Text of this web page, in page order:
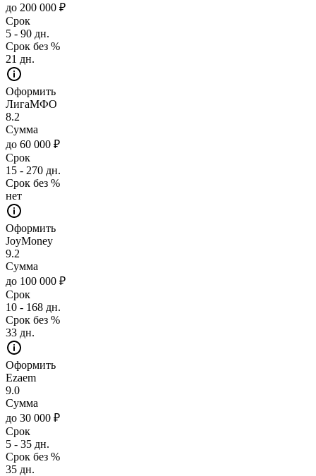
до 200 000 ₽
Срок
5 - 90 дн.
Срок без %
21 дн.
Оформить
ЛигаМФО
8.2
Сумма
до 60 000 ₽
Срок
15 - 270 дн.
Срок без %
нет
Оформить
JoyMoney
9.2
Сумма
до 100 000 ₽
Срок
10 - 168 дн.
Срок без %
33 дн.
Оформить
Ezaem
9.0
Сумма
до 30 000 ₽
Срок
5 - 35 дн.
Срок без %
35 дн.